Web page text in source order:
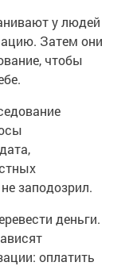
у людей
Затем они
чтобы
заподозрил.
деньги.
оплатить